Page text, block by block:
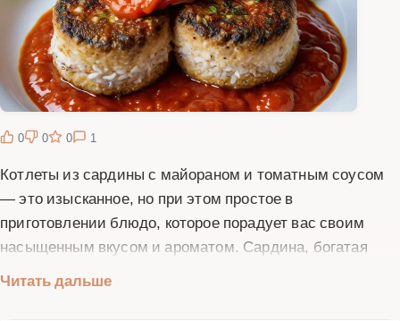
0 0 0 1
Котлеты из сардины с майораном и томатным соусом
— это изысканное, но при этом простое в
приготовлении блюдо, которое порадует вас своим
насыщенным вкусом и ароматом. Сардина, богатая
прекрасной основой для котлет, а майоран добавляет
Читать дальше